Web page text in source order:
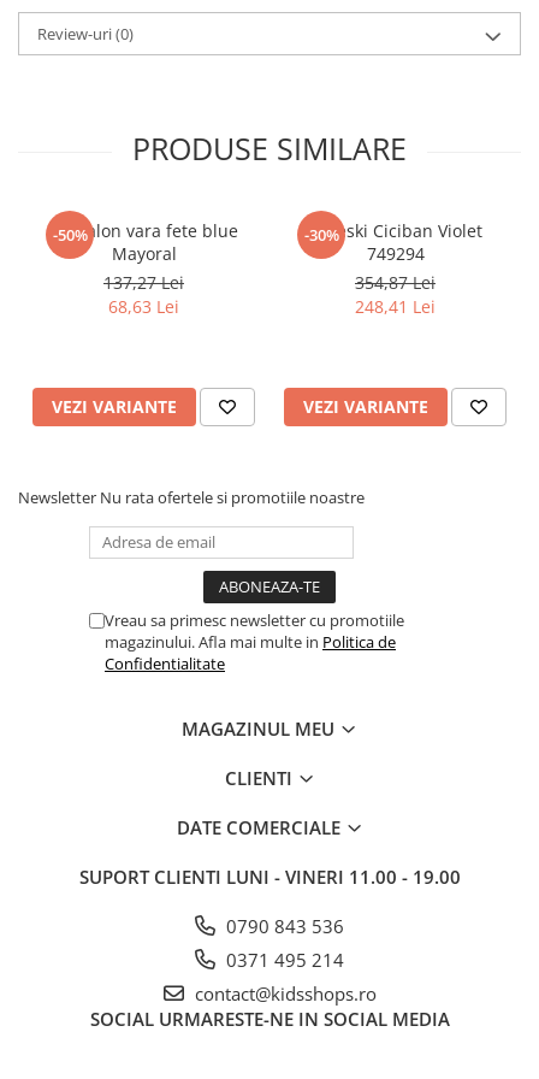
Pijamale
Pulovere/Bolero tricot
Set 2/3 piese maneca scurta
lung
Trening 2/3 piese primavara
Tricouri maneca lunga
Tricouri/bluze maneca scurta
Review-uri(0)
PRODUSE SIMILARE
-50%
Pantalon vara fete blue
Mayoral
137,27 Lei
68,63 Lei
VEZI VARIANTE
-30%
Apreski Ciciban Violet
749294
354,87 Lei
248,41 Lei
VEZI VARIANTE
Newsletter Nu rata ofertele si promotiile noastre
Vreau sa primesc newsletter cu promotiile
magazinului. Afla mai multe in Politica de
Confidentialitate
MAGAZINUL MEU
CLIENTI
DATE COMERCIALE
SUPORT CLIENTI LUNI - VINERI 11.00 - 19.00
0790 843 536
0371 495 214
contact@kidsshops.ro
SOCIAL URMARESTE-NE IN SOCIAL MEDIA